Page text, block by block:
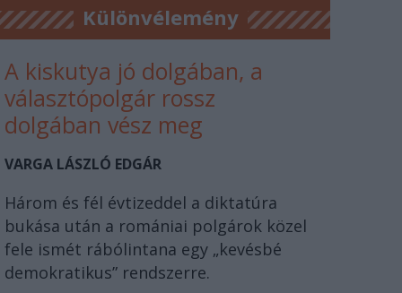
Különvélemény
A kiskutya jó dolgában, a
választópolgár rossz
dolgában vész meg
VARGA LÁSZLÓ EDGÁR
Három és fél évtizeddel a diktatúra
bukása után a romániai polgárok közel
fele ismét rábólintana egy „kevésbé
demokratikus” rendszerre.